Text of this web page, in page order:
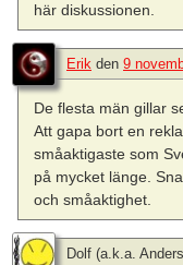
här diskussionen.
Erik den 9
De flesta män gillar
Att gapa bort en
småaktigaste som
på mycket länge.
och småaktighet.
Dolf (a.k.a.